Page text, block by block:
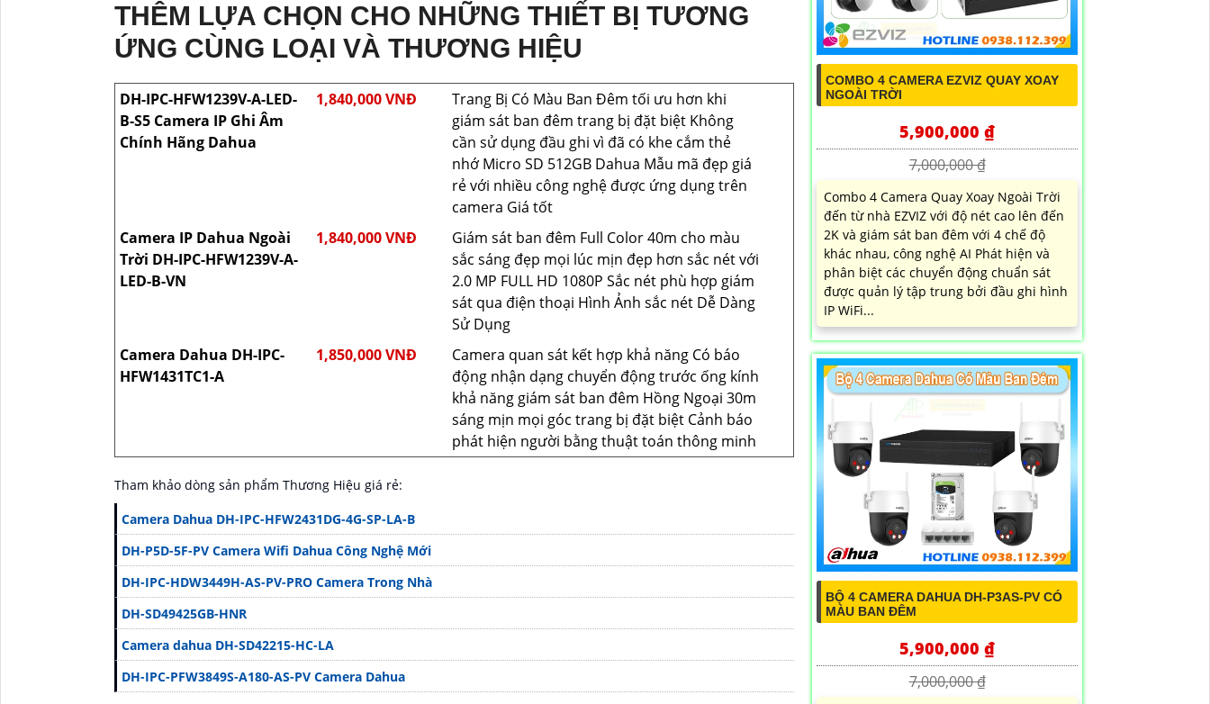
THÊM LỰA CHỌN CHO NHỮNG THIẾT BỊ TƯƠNG
ỨNG CÙNG LOẠI VÀ THƯƠNG HIỆU
DH-IPC-HFW1239V-A-LED-
B-S5 Camera IP Ghi Âm
Chính Hãng Dahua
1,840,000 VNĐ
Trang Bị Có Màu Ban Ðêm tối ưu hơn khi
giám sát ban đêm trang bị đặt biệt Không
cần sử dụng đầu ghi vì đã có khe cắm thẻ
nhớ Micro SD 512GB Dahua Mẫu mã đẹp giá
rẻ với nhiều công nghệ được ứng dụng trên
camera Giá tốt
Camera IP Dahua Ngoài
Trời DH-IPC-HFW1239V-A-
LED-B-VN
1,840,000 VNĐ
Giám sát ban đêm Full Color 40m cho màu
sắc sáng đẹp mọi lúc mịn đẹp hơn sắc nét với
2.0 MP FULL HD 1080P Sắc nét phù hợp giám
sát qua điện thoại Hình Ảnh sắc nét Dễ Dàng
Sử Dụng
Camera Dahua DH-IPC-
HFW1431TC1-A
1,850,000 VNĐ
Camera quan sát kết hợp khả năng Có báo
động nhận dạng chuyển động trước ống kính
khả năng giám sát ban đêm Hồng Ngoại 30m
sáng mịn mọi góc trang bị đặt biệt Cảnh báo
phát hiện người bằng thuật toán thông minh
Tham khảo dòng sản phẩm Thương Hiệu giá rẻ:
Camera Dahua DH-IPC-HFW2431DG-4G-SP-LA-B
DH-P5D-5F-PV Camera Wifi Dahua Công Nghệ Mới
DH-IPC-HDW3449H-AS-PV-PRO Camera Trong Nhà
DH-SD49425GB-HNR
Camera dahua DH-SD42215-HC-LA
DH-IPC-PFW3849S-A180-AS-PV Camera Dahua
COMBO 4 CAMERA EZVIZ QUAY XOAY
NGOÀI TRỜI
5,900,000 ₫
7,000,000 ₫
Combo 4 Camera Quay Xoay Ngoài Trời
đến từ nhà EZVIZ với độ nét cao lên đến
2K và giám sát ban đêm với 4 chế độ
khác nhau, công nghệ AI Phát hiện và
phân biệt các chuyển động chuẩn sát
được quản lý tập trung bởi đầu ghi hình
IP WiFi...
BỘ 4 CAMERA DAHUA DH-P3AS-PV CÓ
MÀU BAN ĐÊM
5,900,000 ₫
7,000,000 ₫